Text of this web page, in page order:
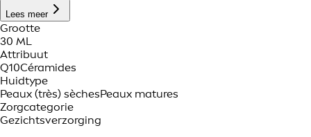
Lees meer
Grootte
30 ML
Attribuut
Q10Céramides
Huidtype
Peaux (très) sèchesPeaux matures
Zorgcategorie
Gezichtsverzorging